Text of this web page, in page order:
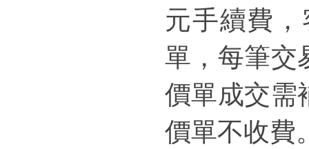
元手續費
單， 每筆交
價單成交需
價單不收費